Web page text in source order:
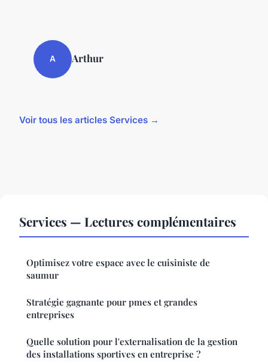
A Arthur
Voir tous les articles Services →
Services — Lectures complémentaires
Optimisez votre espace avec le cuisiniste de
saumur
Stratégie gagnante pour pmes et grandes
entreprises
Quelle solution pour l'externalisation de la gestion
des installations sportives en entreprise ?